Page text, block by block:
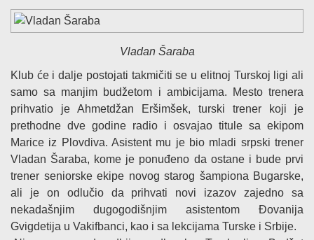
Vladan Šaraba
Klub će i dalje postojati takmičiti se u elitnoj Turskoj ligi ali
samo sa manjim budžetom i ambicijama. Mesto trenera
prihvatio je Ahmetdžan Eršimšek, turski trener koji je
prethodne dve godine radio i osvajao titule sa ekipom
Marice iz Plovdiva. Asistent mu je bio mladi srpski trener
Vladan Šaraba, kome je ponuđeno da ostane i bude prvi
trener seniorske ekipe novog starog šampiona Bugarske,
ali je on odlučio da prihvati novi izazov zajedno sa
nekadašnjim dugogodišnjim asistentom Đovanija
Gvigdetija u Vakifbanci, kao i sa lekcijama Turske i Srbije.